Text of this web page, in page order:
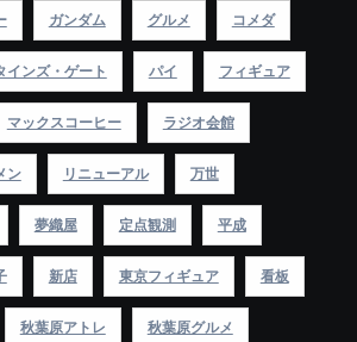
ガンダム グルメ コメダ
インズ・ゲート パイ フィギュア
マックスコーヒー ラジオ会館
ン リニューアル 万世
夢織屋 定点観測 平成
新店 東京フィギュア 看板
秋葉原アトレ 秋葉原グルメ